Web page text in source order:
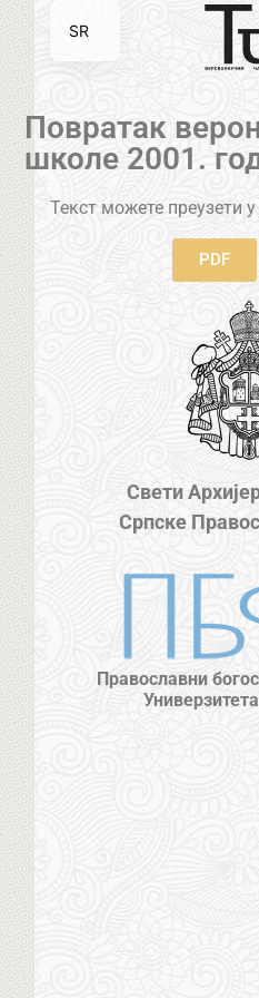
Повратак
школе 2001.
Текст можете преузети
PDF
Свети
Српске
Православни
SR
EN